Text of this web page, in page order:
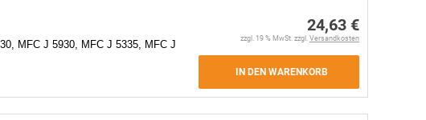
MFC J 5930, MFC J 5335, MFC J
24,63 €
zzgl. 19 % MwSt. zzgl. Versandkosten
IN DEN WARENKORB